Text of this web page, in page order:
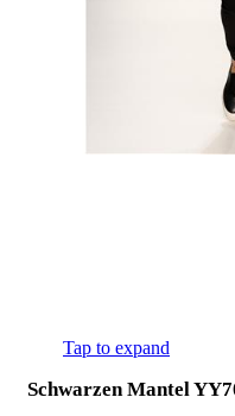
Tap to expand
Schwarzen Mantel